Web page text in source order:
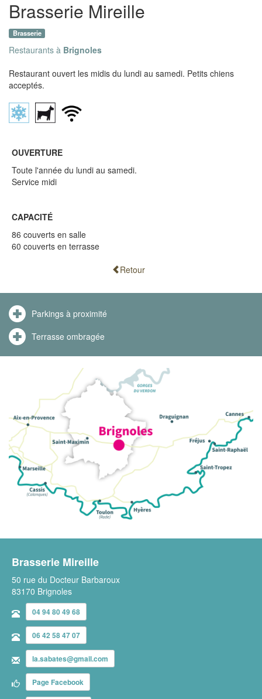
Brasserie Mireille
Brasserie
Restaurants à Brignoles
Restaurant ouvert les midis du lundi au samedi. Petits chiens
acceptés.
OUVERTURE
Toute l'année du lundi au samedi.
Service midi
CAPACITÉ
86 couverts en salle
60 couverts en terrasse
Retour
Parkings à proximité
Terrasse ombragée
Brasserie Mireille
50 rue du Docteur Barbaroux
83170 Brignoles
04 94 80 49 68
06 42 58 47 07
la.sabates@gmail.com
Page Facebook